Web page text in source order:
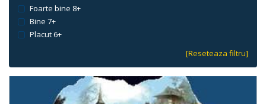
Foarte bine 8+
Bine 7+
Placut 6+
[Reseteaza filtru]